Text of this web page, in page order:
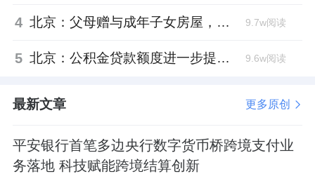
4 北京：父母赠与成年子女房屋，不再核验子女的购房资格 9.7w阅读
5 北京：公积金贷款额度进一步提高、最高可贷340万元 9.6w阅读
最新文章 更多原创
平安银行首笔多边央行数字货币桥跨境支付业
务落地 科技赋能跨境结算创新